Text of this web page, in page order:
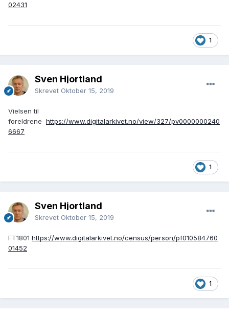
02431
1
Sven Hjortland
Skrevet Oktober 15, 2019
Vielsen til
foreldrene https://www.digitalarkivet.no/view/327/pv0000000240
6667
1
Sven Hjortland
Skrevet Oktober 15, 2019
FT1801 https://www.digitalarkivet.no/census/person/pf010584760
01452
1